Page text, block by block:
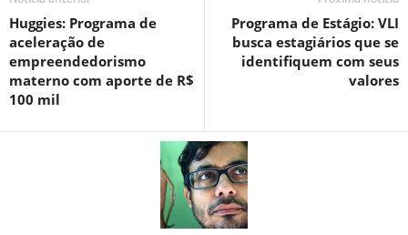
Huggies: Programa de
aceleração de
empreendedorismo
materno com aporte de R$
100 mil
Programa de Estágio: VLI
busca estagiários que se
identifiquem com seus
valores